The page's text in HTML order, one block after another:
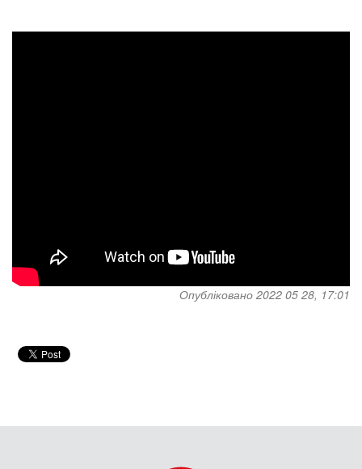
Опубліковано 2022 05 28, 17:01